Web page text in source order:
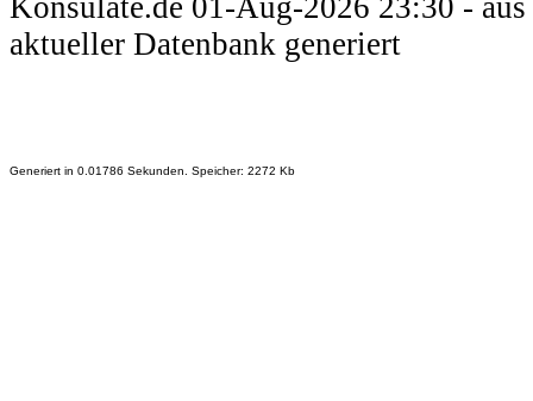
Konsulate.de 01-Aug-2026 23:30 - aus
aktueller Datenbank generiert
Generiert in 0.01786 Sekunden. Speicher: 2272 Kb